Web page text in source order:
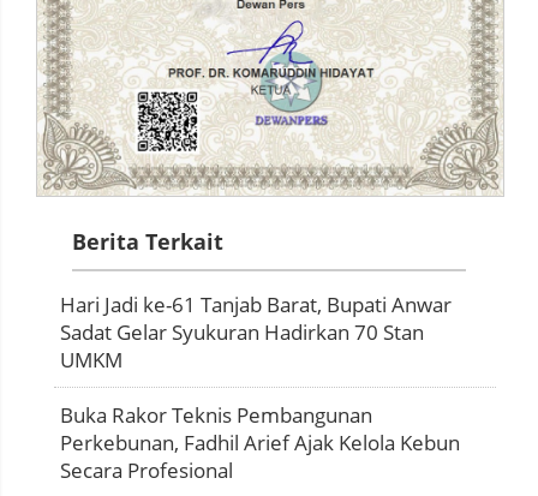
Berita Terkait
Hari Jadi ke-61 Tanjab Barat, Bupati Anwar
Sadat Gelar Syukuran Hadirkan 70 Stan
UMKM
Buka Rakor Teknis Pembangunan
Perkebunan, Fadhil Arief Ajak Kelola Kebun
Secara Profesional